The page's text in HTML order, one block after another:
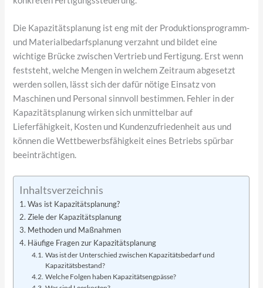
Die Kapazitätsplanung ist eng mit der Produktionsprogramm-
und Materialbedarfsplanung verzahnt und bildet eine
wichtige Brücke zwischen Vertrieb und Fertigung. Erst wenn
feststeht, welche Mengen in welchem Zeitraum abgesetzt
werden sollen, lässt sich der dafür nötige Einsatz von
Maschinen und Personal sinnvoll bestimmen. Fehler in der
Kapazitätsplanung wirken sich unmittelbar auf
Lieferfähigkeit, Kosten und Kundenzufriedenheit aus und
können die Wettbewerbsfähigkeit eines Betriebs spürbar
beeinträchtigen.
Inhaltsverzeichnis
Was ist Kapazitätsplanung?
Ziele der Kapazitätsplanung
Methoden und Maßnahmen
Häufige Fragen zur Kapazitätsplanung
Was ist der Unterschied zwischen Kapazitätsbedarf und
Kapazitätsbestand?
Welche Folgen haben Kapazitätsengpässe?